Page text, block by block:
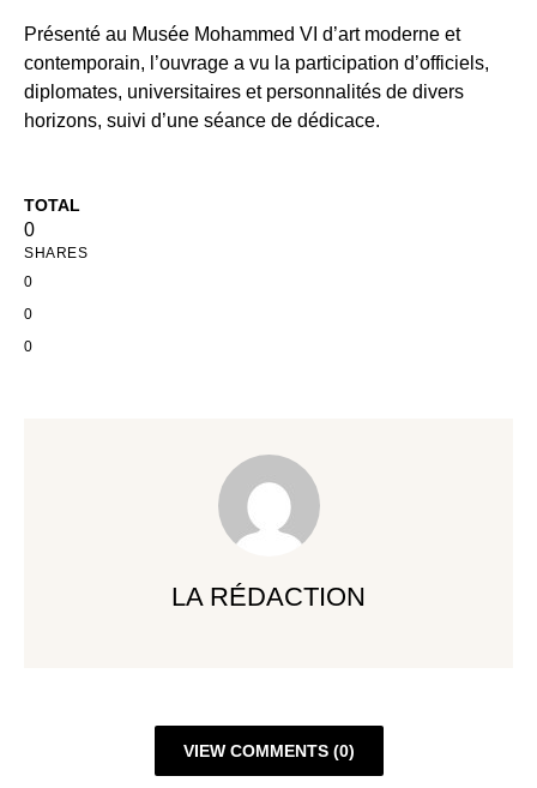
Présenté au Musée Mohammed VI d’art moderne et
contemporain, l’ouvrage a vu la participation d’officiels,
diplomates, universitaires et personnalités de divers
horizons, suivi d’une séance de dédicace.
TOTAL
0
SHARES
0
0
0
LA RÉDACTION
VIEW COMMENTS (0)